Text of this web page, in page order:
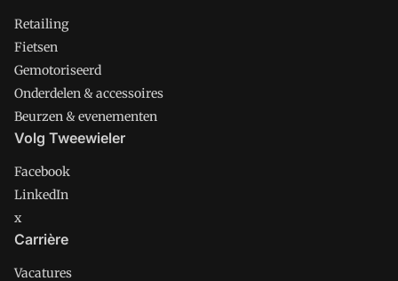
Retailing
Fietsen
Gemotoriseerd
Onderdelen & accessoires
Beurzen & evenementen
Volg Tweewieler
Facebook
LinkedIn
x
Carrière
Vacatures